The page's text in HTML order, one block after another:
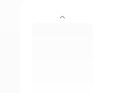
назад